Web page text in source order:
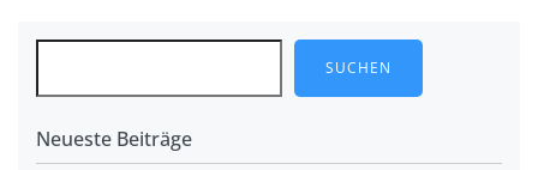
SUCHEN
Neueste Beiträge